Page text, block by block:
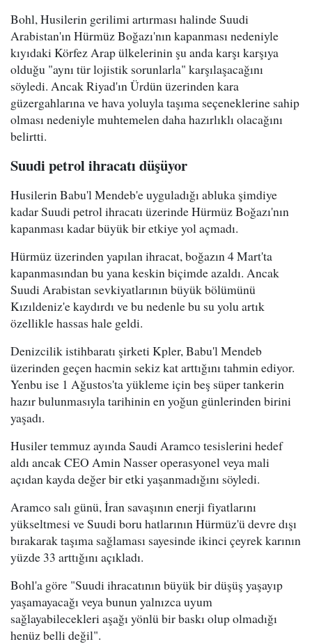
Bohl, Husilerin gerilimi artırması halinde Suudi
Arabistan'ın Hürmüz Boğazı'nın kapanması nedeniyle
kıyıdaki Körfez Arap ülkelerinin şu anda karşı karşıya
olduğu "aynı tür lojistik sorunlarla" karşılaşacağını
söyledi. Ancak Riyad'ın Ürdün üzerinden kara
güzergahlarına ve hava yoluyla taşıma seçeneklerine sahip
olması nedeniyle muhtemelen daha hazırlıklı olacağını
belirtti.
Suudi petrol ihracatı düşüyor
Husilerin Babu'l Mendeb'e uyguladığı abluka şimdiye
kadar Suudi petrol ihracatı üzerinde Hürmüz Boğazı'nın
kapanması kadar büyük bir etkiye yol açmadı.
Hürmüz üzerinden yapılan ihracat, boğazın 4 Mart'ta
kapanmasından bu yana keskin biçimde azaldı. Ancak
Suudi Arabistan sevkiyatlarının büyük bölümünü
Kızıldeniz'e kaydırdı ve bu nedenle bu su yolu artık
özellikle hassas hale geldi.
Denizcilik istihbaratı şirketi Kpler, Babu'l Mendeb
üzerinden geçen hacmin sekiz kat arttığını tahmin ediyor.
Yenbu ise 1 Ağustos'ta yükleme için beş süper tankerin
hazır bulunmasıyla tarihinin en yoğun günlerinden birini
yaşadı.
Husiler temmuz ayında Saudi Aramco tesislerini hedef
aldı ancak CEO Amin Nasser operasyonel veya mali
açıdan kayda değer bir etki yaşanmadığını söyledi.
Aramco salı günü, İran savaşının enerji fiyatlarını
yükseltmesi ve Suudi boru hatlarının Hürmüz'ü devre dışı
bırakarak taşıma sağlaması sayesinde ikinci çeyrek karının
yüzde 33 arttığını açıkladı.
Bohl'a göre "Suudi ihracatının büyük bir düşüş yaşayıp
yaşamayacağı veya bunun yalnızca uyum
sağlayabilecekleri aşağı yönlü bir baskı olup olmadığı
henüz belli değil".